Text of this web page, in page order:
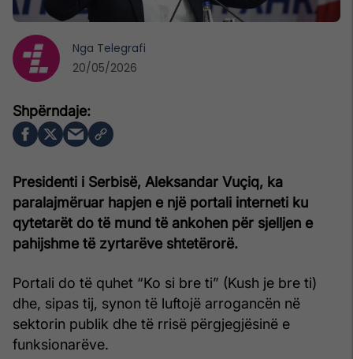
Presidenti i Serbisë, Aleksandar Vuçiq, ka
paralajmëruar hapjen e një portali interneti ku
qytetarët do të mund të ankohen për sjelljen e
pahijshme të zyrtarëve shtetërorë.
Portali do të quhet “Ko si bre ti” (Kush je bre ti)
dhe, sipas tij, synon të luftojë arrogancën në
sektorin publik dhe të rrisë përgjegjësinë e
funksionarëve.
Nga Telegrafi
20/05/2026